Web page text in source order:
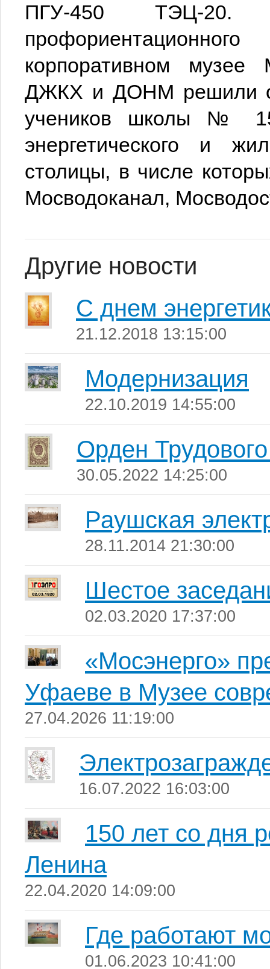
ПГУ-450 ТЭЦ-20.
корпоративном музее
ДЖКХ и ДОНМ решили
учеников школы №
энергетического и
столицы, в числе
Мосводоканал,
Другие новости
С днем
21.12.2018 13:15:00
Модернизация
22.10.2019 14:55:00
Орден
30.05.2022 14:25:00
Раушская
28.11.2014 21:30:00
Шестое
02.03.2020 17:37:00
«Мосэнерго»
Уфаеве в Музее
27.04.2026 11:19:00
16.07.2022 16:03:00
150 лет со дня
Ленина
22.04.2020 14:09:00
Где работают
01.06.2023 10:41:00